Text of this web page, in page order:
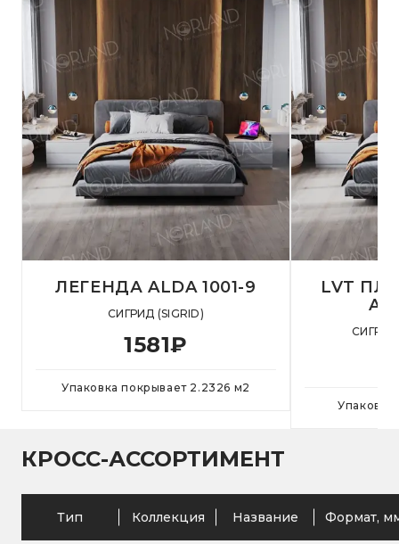
ЛЕГЕНДА ALDA 1001-9
СИГРИД (SIGRID)
1581₽
Упаковка покрывает 2.2326 м2
LVT
СИГРИД
КРОСС-АССОРТИМЕНТ
Тип Коллекция Название Формат,